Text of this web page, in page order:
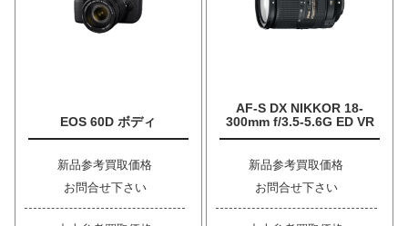
EOS 60D ボディ
新品参考買取価格
お問合せ下さい
AF-S DX NIKKOR 18-
300mm f/3.5-5.6G ED VR
新品参考買取価格
お問合せ下さい